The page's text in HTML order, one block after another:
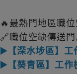
🔥最熱門地區職
🔗職位空缺傳送門
▶️【深水埗區】工
▶️【葵青區】工作